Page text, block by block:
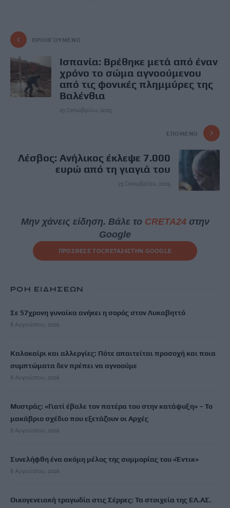
ΠΡΟΗΓΟΎΜΕΝΟ
Ισπανία: Βρέθηκε μετά από έναν
χρόνο το σώμα αγνοούμενου
από τις φονικές πλημμύρες της
Βαλένθια
23 Οκτωβρίου, 2025
ΕΠΌΜΕΝΟ
Λέσβος: Ανήλικος έκλεψε 7.000
ευρώ από τη γιαγιά του
23 Οκτωβρίου, 2025
Μην χάνεις είδηση. Βάλε το CRETA24στην
Google
ΠΡΟΣΘΕΣΕ ΤΟCRETA24ΣΤΗΝ GOOGLE
ΡΟΗ ΕΙΔΗΣΕΩΝ
Σε 57χρονη γυναίκα ανήκει η σορός στον Λυκαβηττό
8 Αυγούστου, 2026
Καλοκαίρι και αλλεργίες: Πότε απαιτείται προσοχή και ποια
συμπτώματα δεν πρέπει να αγνοούμε
8 Αυγούστου, 2026
Μυστράς: «Γιατί έβαλε τον πατέρα του στην κατάψυξη» – Το
μακάβριο σχέδιο που εξετάζουν οι Αρχές
8 Αυγούστου, 2026
Συνελήφθη ένα ακόμη μέλος της συμμορίας του «Έντικ»
8 Αυγούστου, 2026
Οικογενειακή τραγωδία στις Σέρρες: Τα στοιχεία της ΕΛ.ΑΣ.